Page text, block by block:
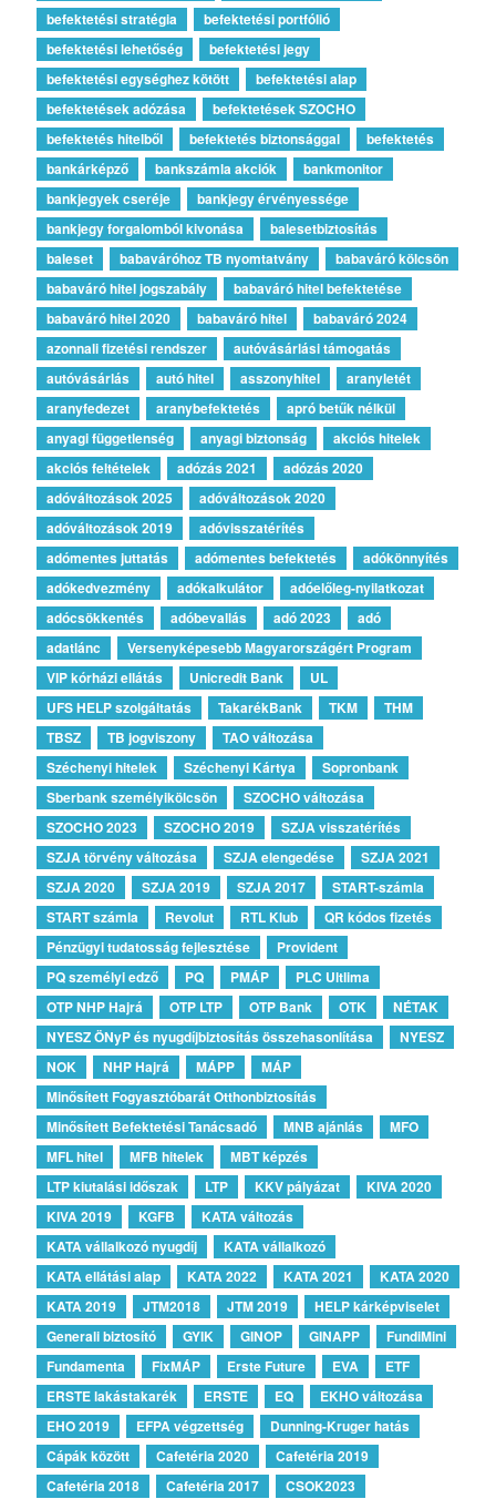
befektetési stratégia
befektetési portfólió
befektetési lehetőség
befektetési jegy
befektetési egységhez kötött
befektetési alap
befektetések adózása
befektetések SZOCHO
befektetés hitelből
befektetés biztonsággal
befektetés
bankárképző
bankszámla akciók
bankmonitor
bankjegyek cseréje
bankjegy érvényessége
bankjegy forgalomból kivonása
balesetbiztosítás
baleset
babaváróhoz TB nyomtatvány
babaváró kölcsön
babaváró hitel jogszabály
babaváró hitel befektetése
babaváró hitel 2020
babaváró hitel
babaváró 2024
azonnali fizetési rendszer
autóvásárlási támogatás
autóvásárlás
autó hitel asszonyhitel
aranyletét
aranyfedezet
aranybefektetés
apró betűk nélkül
anyagi függetlenség
anyagi biztonság
akciós hitelek
akciós feltételek
adózás 2021
adózás 2020
adóváltozások 2025
adóváltozások 2020
adóváltozások 2019
adóvisszatérítés
adómentes juttatás
adómentes befektetés
adókönnyítés
adókedvezmény
adókalkulátor
adóelőleg-nyilatkozat
adócsökkentés
adóbevallás adó 2023
adó
adatlánc
Versenyképesebb Magyarországért Program
VIP kórházi ellátás
Unicredit Bank
UL
UFS HELP szolgáltatás
TakarékBank TKM
THM
TBSZ
TB jogviszony
TAO változása
Széchenyi hitelek
Széchenyi Kártya
Sopronbank
Sberbank személyikölcsön
SZOCHO változása
SZOCHO 2023
SZOCHO 2019
SZJA visszatérítés
SZJA törvény változása
SZJA elengedése
SZJA 2021
SZJA 2020
SZJA 2019 SZJA 2017
START-számla
START számla
Revolut RTL Klub
QR kódos fizetés
Pénzügyi tudatosság fejlesztése
Provident
PQ személyi edző
PQ PMÁP
PLC Ultlima
OTP NHP Hajrá
OTP LTP OTP Bank OTK
NÉTAK
NYESZ ÖNyP és nyugdíjbiztosítás összehasonlítása
NYESZ
NOK
NHP Hajrá MÁPP
MÁP
Minősített Fogyasztóbarát Otthonbiztosítás
Minősített Befektetési Tanácsadó
MNB ajánlás
MFO
MFL hitel
MFB hitelek
MBT képzés
LTP kiutalási időszak
LTP KKV pályázat
KIVA 2020
KIVA 2019
KGFB
KATA változás
KATA vállalkozó nyugdíj
KATA vállalkozó
KATA ellátási alap
KATA 2022 KATA 2021
KATA 2020
KATA 2019
JTM2018 JTM 2019
HELP kárképviselet
Generali biztosító
GYIK GINOP GINAPP
FundiMini
Fundamenta
FixMÁP Erste Future EVA
ETF
ERSTE lakástakarék
ERSTE EQ
EKHO változása
EHO 2019
EFPA végzettség
Dunning-Kruger hatás
Cápák között
Cafetéria 2020
Cafetéria 2019
Cafetéria 2018
Cafetéria 2017
CSOK2023